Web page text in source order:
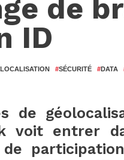
de
ID
#SÉCURITÉ #DATA
de
voit entrer